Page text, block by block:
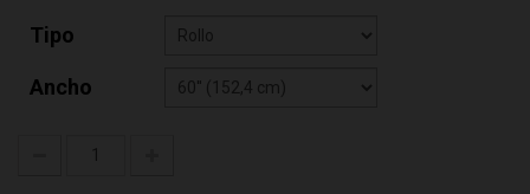
Tipo
Ancho